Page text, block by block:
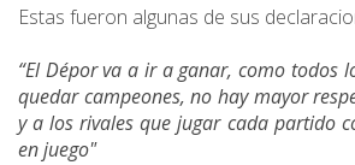
Estas fueron algunas de sus
“El Dépor va a ir a ganar, como todos
quedar campeones, no hay mayor
y a los rivales que jugar cada partido
en juego"